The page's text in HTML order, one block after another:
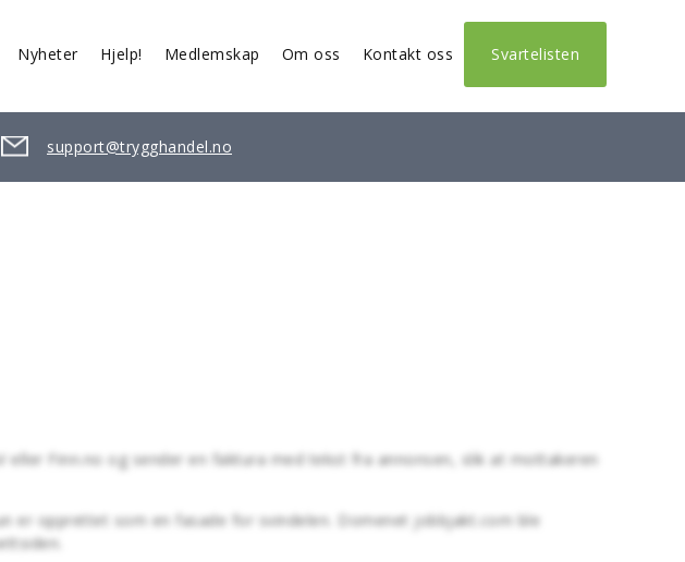
Nyheter Hjelp! Medlemskap Om oss Kontakt oss Svartelisten
support@trygghandel.no
Finn.no og sender en faktura med tekst fra annonsen, slik at mottakeren
er opprettet som en fasade for svindelen. Domenet jobbjakt.com ble